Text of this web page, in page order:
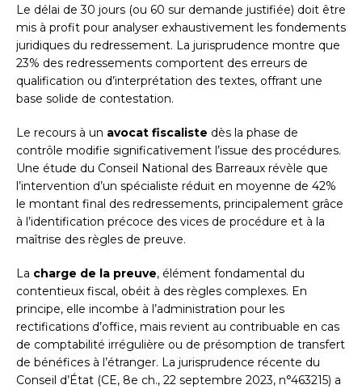
Le délai de 30 jours (ou 60 sur demande justifiée) doit être
mis à profit pour analyser exhaustivement les fondements
juridiques du redressement. La jurisprudence montre que
23% des redressements comportent des erreurs de
qualification ou d’interprétation des textes, offrant une
base solide de contestation.
Le recours à un avocat fiscaliste dès la phase de
contrôle modifie significativement l’issue des procédures.
Une étude du Conseil National des Barreaux révèle que
l’intervention d’un spécialiste réduit en moyenne de 42%
le montant final des redressements, principalement grâce
à l’identification précoce des vices de procédure et à la
maîtrise des règles de preuve.
La charge de la preuve, élément fondamental du
contentieux fiscal, obéit à des règles complexes. En
principe, elle incombe à l’administration pour les
rectifications d’office, mais revient au contribuable en cas
de comptabilité irrégulière ou de présomption de transfert
de bénéfices à l’étranger. La jurisprudence récente du
Conseil d’État (CE, 8e ch., 22 septembre 2023, n°463215) a